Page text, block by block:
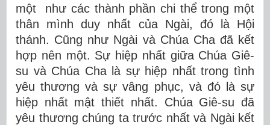
một như các thành phần chi thể trong một
thân mình duy nhất của Ngài, đó là Hội
thánh. Cũng như Ngài và Chúa Cha đã kết
hợp nên một. Sự hiệp nhất giữa Chúa Giê-
su và Chúa Cha là sự hiệp nhất trong tình
yêu thương và sự vâng phục, và đó là sự
hiệp nhất mật thiết nhất. Chúa Giê-su đã
yêu thương chúng ta trước nhất và Ngài kết